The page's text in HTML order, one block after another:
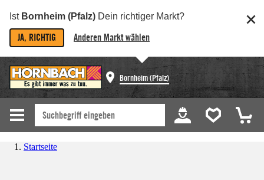
Ist Bornheim (Pfalz) Dein richtiger Markt?
JA, RICHTIG Anderen Markt wählen
Bornheim (Pfalz)
Startseite